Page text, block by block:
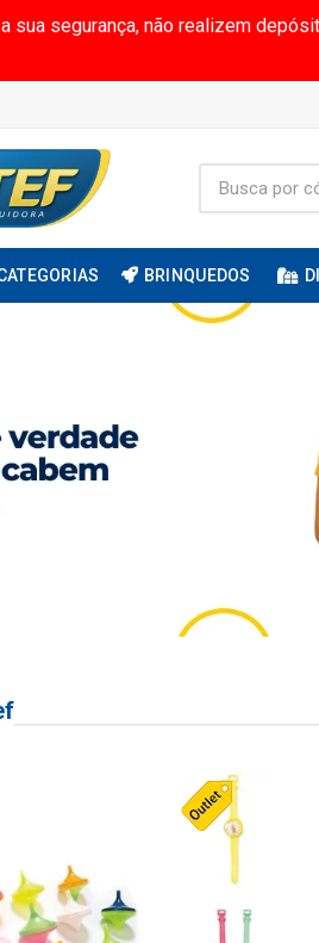
sua segurança, não realizem
BRINQUEDOS